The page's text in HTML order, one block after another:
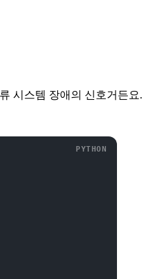
시스템 장애의 신호거든요.